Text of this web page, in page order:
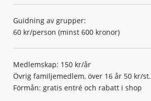
Guidning av grupper:
60 kr/person (minst 600 kronor)
Medlemskap: 150 kr/år
Övrig familjemedlem, över 16 år 50 kr/st.
Förmån: gratis entré och rabatt i shop